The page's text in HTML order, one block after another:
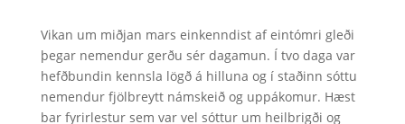
Vikan um miðjan mars einkenndist af eintómri gleði
þegar nemendur gerðu sér dagamun. Í tvo daga var
hefðbundin kennsla lögð á hilluna og í staðinn sóttu
nemendur fjölbreytt námskeið og uppákomur. Hæst
bar fyrirlestur sem var vel sóttur um heilbrigði og